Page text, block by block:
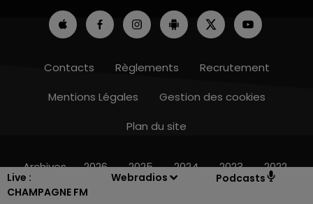
Live :
CHAMPAGNE FM
Webradios Podcasts
7h00 - 12h00
Contacts Règlements
Recrutement
Mentions Légales
Gestion des cookies
Plan du site
Archives 2026 2025 2024 2023 2022